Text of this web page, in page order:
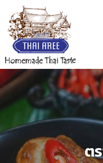
Thai
Aree
Food
&
Friends
Co.,
ต